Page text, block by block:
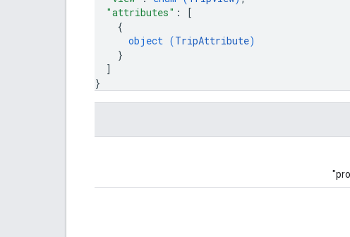
"attributes" :
[
{
object (TripAttribute)
}
]
}